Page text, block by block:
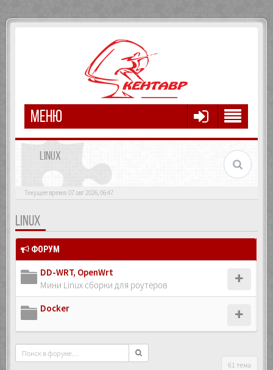
МЕНЮ
LINUX
Текущее время: 07 авг 2026, 06:47
LINUX
ФОРУМ
DD-WRT, OpenWrt
Мини Linux сборки для роутеров
Docker
61 тема